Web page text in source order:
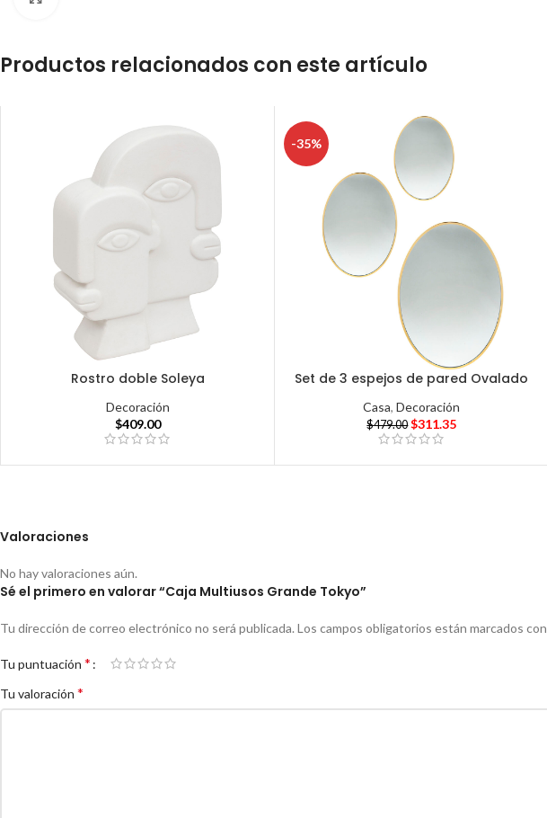
Productos relacionados con este artículo
Rostro doble Soleya
Decoración
$409.00
-35%
Set de 3 espejos de pared Ovalado
Casa,Decoración
$479.00 $311.35
Valoraciones
No hay valoraciones aún.
Sé el primero en valorar “Caja Multiusos Grande Tokyo”
Tu dirección de correo electrónico no será publicada.Los campos obligatorios están marcados con
Tu puntuación *
Tu valoración *